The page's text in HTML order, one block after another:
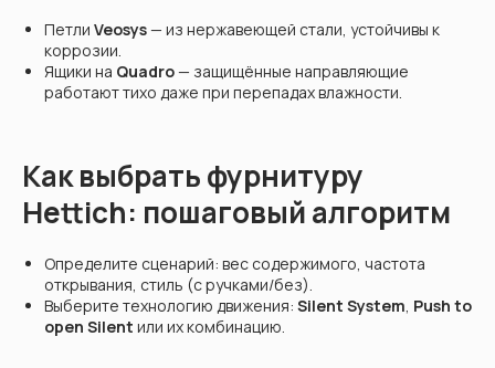
Петли Veosys— из нержавеющей стали, устойчивы к
коррозии.
Ящики на Quadro— защищённые направляющие
работают тихо даже при перепадах влажности.
Как выбрать фурнитуру
Hettich: пошаговый алгоритм
Определите сценарий: вес содержимого, частота
открывания, стиль (с ручками/без).
Выберите технологию движения: Silent System, Push to
open Silent или их комбинацию.